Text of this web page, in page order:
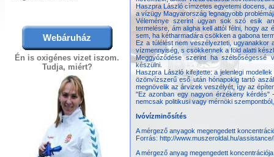
Webáruház
Én is oxigénes vizet iszom.
Tudja, miért?
Haszpra László címzetes egyetemi docens,
a vízügy Magyarország legnagyobb
Véleménye szerint ugyan sok szó esik
termelésre, ám aligha kell attól félni, hogy az
sem, ha kétharmadára csökken a gabona
Ez a túlélést nem veszélyezteti,
vízmennyiség, s csökkennek a föld alatti
Meggyőződése szerint ha
készülni.
Haszpra László kifejtette: a jelenlegi
özönvízszerű eső után hónapokig tartó
megnövelik az árvizek veszélyét, így az
"Ez azonban egy nagyon érzékeny kérdés"
nemcsak politikusi vagy mérnöki
Ivóvízminősítés
A mérgező anyagok megengedett
Forrás: http://www.muszeroldal.hu/
A mérgező anyag megengedett